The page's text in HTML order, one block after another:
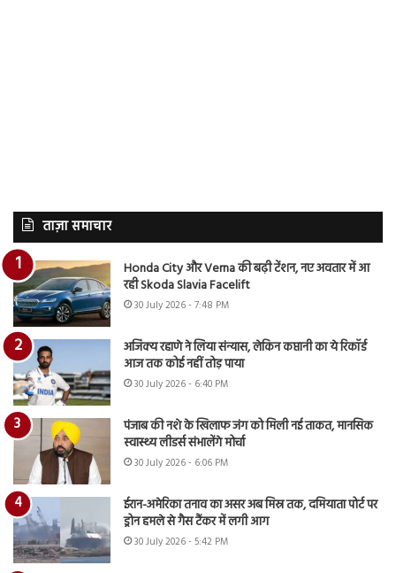
ताज़ा समाचार
Honda City और Verna की बढ़ी टेंशन, नए अवतार में आ
रही Skoda Slavia Facelift
30 July 2026 - 7:48 PM
अजिंक्य रहाणे ने लिया संन्यास, लेकिन कप्तानी का ये रिकॉर्ड
आज तक कोई नहीं तोड़ पाया
30 July 2026 - 6:40 PM
पंजाब की नशे के खिलाफ जंग को मिली नई ताकत, मानसिक
स्वास्थ्य लीडर्स संभालेंगे मोर्चा
30 July 2026 - 6:06 PM
ईरान-अमेरिका तनाव का असर अब मिस्र तक, दमियाता पोर्ट पर
ड्रोन हमले से गैस टैंकर में लगी आग
30 July 2026 - 5:42 PM